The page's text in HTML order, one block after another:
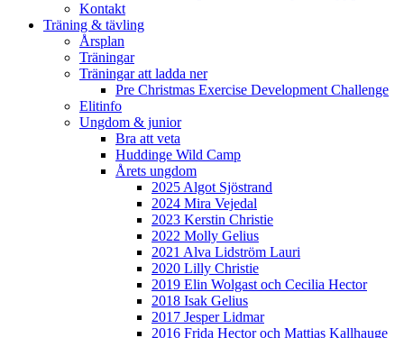
Kontakt
Träning & tävling
Årsplan
Träningar
Träningar att ladda ner
Pre Christmas Exercise Development Challenge
Elitinfo
Ungdom & junior
Bra att veta
Huddinge Wild Camp
Årets ungdom
2025 Algot Sjöstrand
2024 Mira Vejedal
2023 Kerstin Christie
2022 Molly Gelius
2021 Alva Lidström Lauri
2020 Lilly Christie
2019 Elin Wolgast och Cecilia Hector
2018 Isak Gelius
2017 Jesper Lidmar
2016 Frida Hector och Mattias Kallhauge